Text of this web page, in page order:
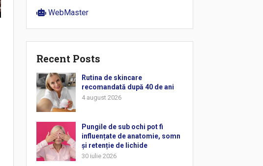
WebMaster
Recent Posts
Rutina de skincare
recomandată după 40 de ani
4 august 2026
Pungile de sub ochi pot fi
influențate de anatomie, somn
și retenție de lichide
30 iulie 2026